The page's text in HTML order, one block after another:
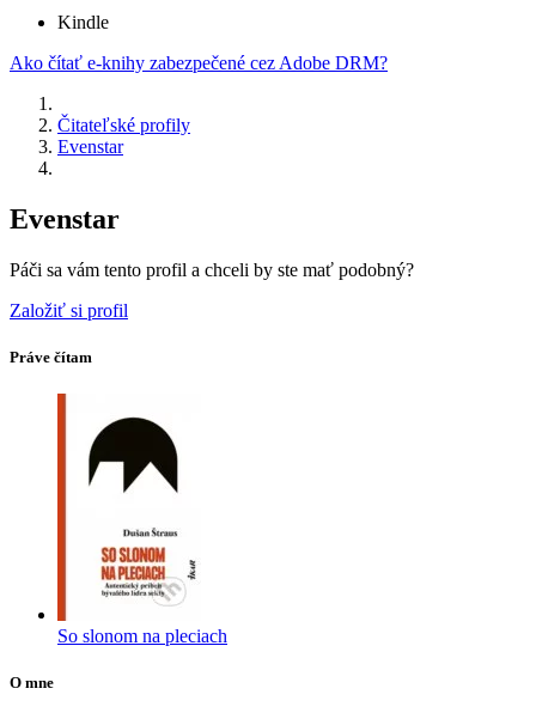
Kindle
Ako čítať e-knihy zabezpečené cez Adobe DRM?
Čitateľské profily
Evenstar
Evenstar
Páči sa vám tento profil a chceli by ste mať podobný?
Založiť si profil
Práve čítam
So slonom na pleciach
O mne